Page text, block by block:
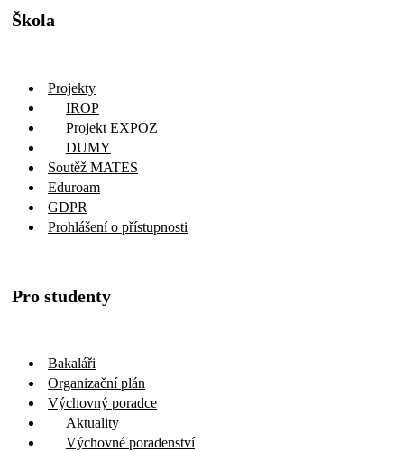
Škola
Projekty
IROP
Projekt EXPOZ
DUMY
Soutěž MATES
Eduroam
GDPR
Prohlášení o přístupnosti
Pro studenty
Bakaláři
Organizační plán
Výchovný poradce
Aktuality
Výchovné poradenství